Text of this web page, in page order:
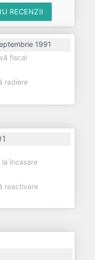
RECENZII
1991
fiscal
radiere
la încasare
reactivare